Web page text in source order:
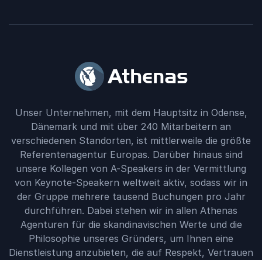
Unser Unternehmen, mit dem Hauptsitz in Odense,
Dänemark und mit über 240 Mitarbeitern an
verschiedenen Standorten, ist mittlerweile die größte
Referentenagentur Europas. Darüber hinaus sind
unsere Kollegen von A-Speakers in der Vermittlung
von Keynote-Speakern weltweit aktiv, sodass wir in
der Gruppe mehrere tausend Buchungen pro Jahr
durchführen. Dabei stehen wir in allen Athenas
Agenturen für die skandinavischen Werte und die
Philosophie unseres Gründers, um Ihnen eine
Dienstleistung anzubieten, die auf Respekt, Vertrauen